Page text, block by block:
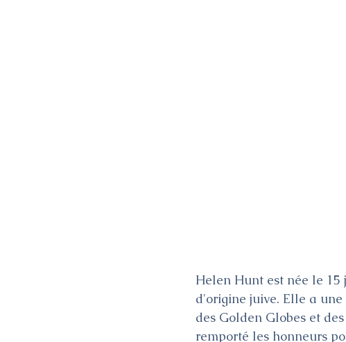
Helen Hunt est née le
d'origine juive. Elle a
des Golden Globes et
remporté les honneurs